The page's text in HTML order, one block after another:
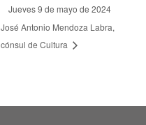
Jueves 9 de mayo de 2024
José Antonio Mendoza Labra,
cónsul de Cultura